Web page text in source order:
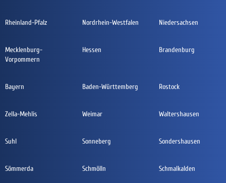
Rheinland-Pfalz Nordrhein-Westfalen Niedersachsen
Mecklenburg-
Vorpommern
Hessen Brandenburg
Bayern Baden-Württemberg Rostock
Zella-Mehlis Weimar Waltershausen
Suhl Sonneberg Sondershausen
Sömmerda Schmölln Schmalkalden